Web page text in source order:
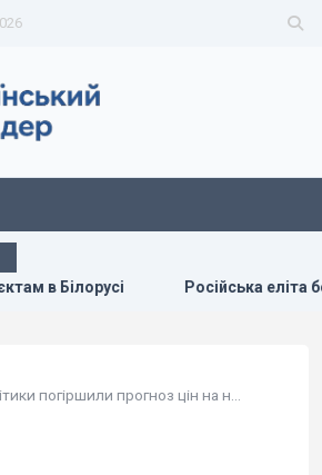
еліта боїться ФСБ, яка